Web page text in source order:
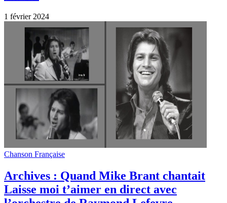
10 juin 2022
Artistes
Diaporama de Mike Brant en musique
pour les fans…